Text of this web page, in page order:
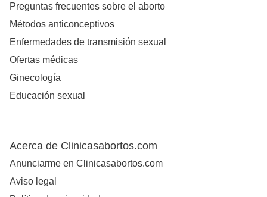
Preguntas frecuentes sobre el aborto
Métodos anticonceptivos
Enfermedades de transmisión sexual
Ofertas médicas
Ginecología
Educación sexual
Acerca de Clinicasabortos.com
Anunciarme en Clinicasabortos.com
Aviso legal